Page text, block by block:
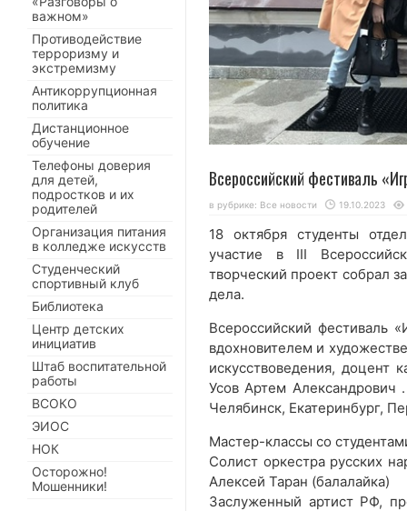
Всероссийский фестиваль
в рубрике: Все новости 19.10.2023
18 октября студенты
участие в III
творческий проект собрал
дела.
Всероссийский фестиваль
вдохновителем и
искусствоведения,
Усов Артем
Челябинск, Екатеринбург,
Мастер-классы со
Солист оркестра русских
Алексей Таран (балалайка)
Заслуженный артист РФ,
важном»
Противодействие
терроризму и
экстремизму
Антикоррупционная
политика
Дистанционное
обучение
Телефоны доверия
для детей,
подростков и их
родителей
Организация питания
в колледже искусств
Студенческий
спортивный клуб
Библиотека
Центр детских
инициатив
Штаб воспитательной
работы
ВСОКО
ЭИОС
НОК
Осторожно!
Мошенники!